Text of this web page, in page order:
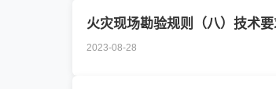
火灾现场勘验规则（八）技术
2023-08-28